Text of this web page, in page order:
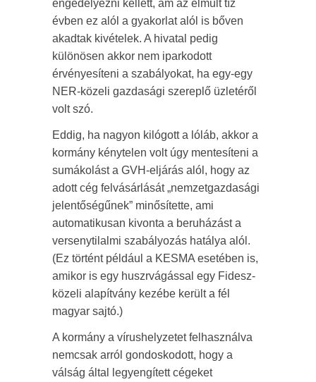
engedélyezni kellett, ám az elmúlt tíz
évben ez alól a gyakorlat alól is bőven
akadtak kivételek. A hivatal pedig
különösen akkor nem iparkodott
érvényesíteni a szabályokat, ha egy-egy
NER-közeli gazdasági szereplő üzletéről
volt szó.
Eddig, ha nagyon kilógott a lóláb, akkor a
kormány kénytelen volt úgy mentesíteni a
sumákolást a GVH-eljárás alól, hogy az
adott cég felvásárlását „nemzetgazdasági
jelentőségűnek” minősítette, ami
automatikusan kivonta a beruházást a
versenytilalmi szabályozás hatálya alól.
(Ez történt például a KESMA esetében is,
amikor is egy huszrvágással egy Fidesz-
közeli alapítvány kezébe került a fél
magyar sajtó.)
A kormány a vírushelyzetet felhasználva
nemcsak arról gondoskodott, hogy a
válság által legyengített cégeket